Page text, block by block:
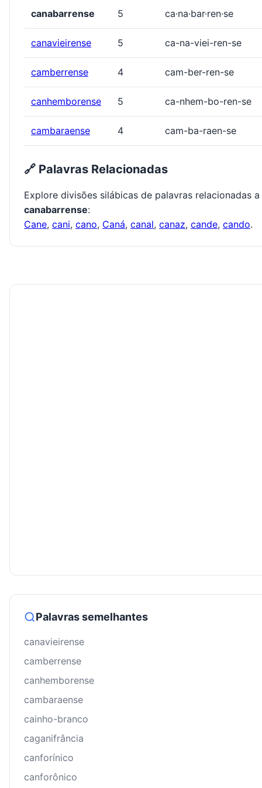
canabarrense 5 ca·na·bar·ren·se
canavieirense 5 ca-na-viei-ren-se
camberrense 4 cam-ber-ren-se
canhemborense 5 ca-nhem-bo-ren-se
cambaraense 4 cam-ba-raen-se
🔗 Palavras Relacionadas
Explore divisões silábicas de palavras relacionadas a
canabarrense:
Cane, cani, cano, Caná, canal, canaz, cande, cando.
Palavras semelhantes
canavieirense
camberrense
canhemborense
cambaraense
cainho-branco
caganifrância
canforínico
canforônico